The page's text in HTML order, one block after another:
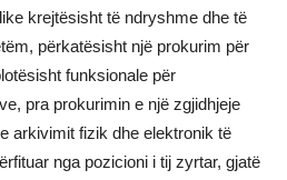
krejtësisht të ndryshme dhe të
përkatësisht një prokurim për
funksionale për
pra prokurimin e një zgjidhjeje
arkivimit fizik dhe elektronik të
nga pozicioni i tij zyrtar, gjatë